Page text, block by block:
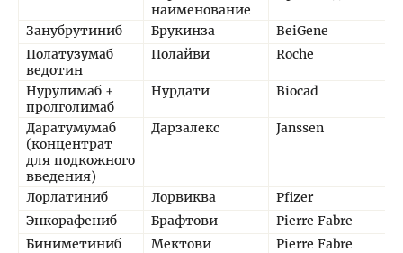
наименование
Занубрутиниб Брукинза BeiGene
Полатузумаб
ведотин
Полайви Roche
Нурулимаб +
пролголимаб
Нурдати Biocad
Даратумумаб
(концентрат
для подкожного
введения)
Дарзалекс Janssen
Лорлатиниб Лорвиква Pfizer
Энкорафениб
Брафтови Pierre Fabre
Биниметиниб
Мектови Pierre Fabre